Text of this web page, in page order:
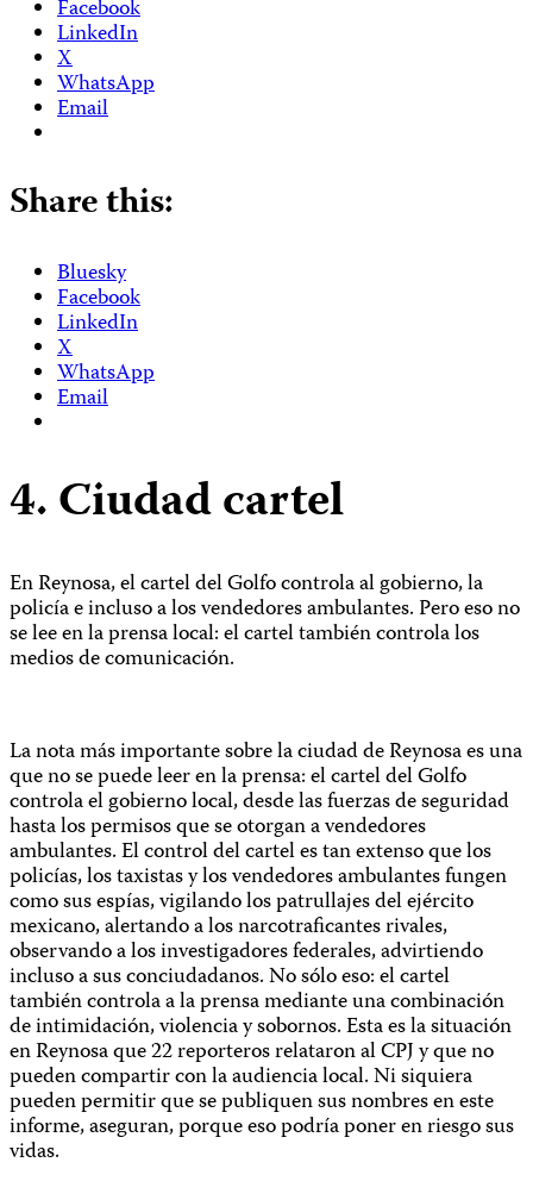
Facebook
LinkedIn
X
WhatsApp
Email
Share this:
Bluesky
Facebook
LinkedIn
X
WhatsApp
Email
4. Ciudad cartel
En Reynosa, el cartel del Golfo controla al gobierno, la
policía e incluso a los vendedores ambulantes. Pero eso no
se lee en la prensa local: el cartel también controla los
medios de comunicación.
La nota más importante sobre la ciudad de Reynosa es una
que no se puede leer en la prensa: el cartel del Golfo
controla el gobierno local, desde las fuerzas de seguridad
hasta los permisos que se otorgan a vendedores
ambulantes. El control del cartel es tan extenso que los
policías, los taxistas y los vendedores ambulantes fungen
como sus espías, vigilando los patrullajes del ejército
mexicano, alertando a los narcotraficantes rivales,
observando a los investigadores federales, advirtiendo
incluso a sus conciudadanos. No sólo eso: el cartel
también controla a la prensa mediante una combinación
de intimidación, violencia y sobornos. Esta es la situación
en Reynosa que 22 reporteros relataron al CPJ y que no
pueden compartir con la audiencia local. Ni siquiera
pueden permitir que se publiquen sus nombres en este
informe, aseguran, porque eso podría poner en riesgo sus
vidas.